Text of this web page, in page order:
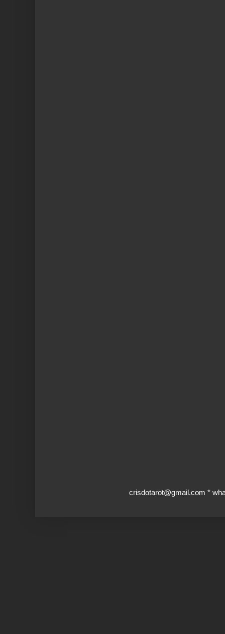
crisdotarot@gmail.com *